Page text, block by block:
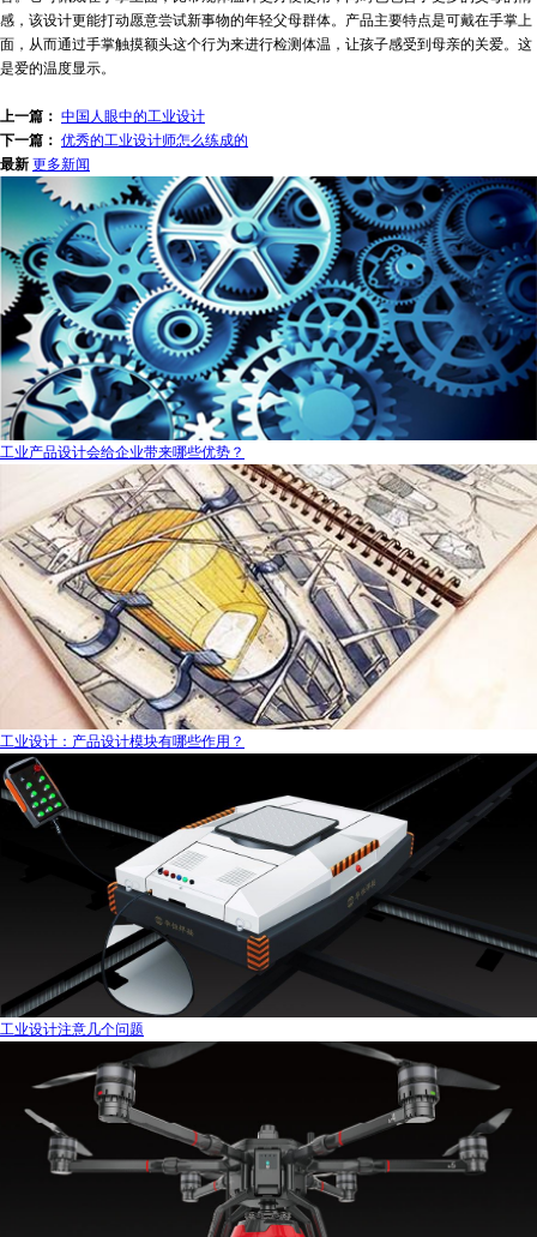
感，该设计更能打动愿意尝试新事物的年轻父母群体。产品主要特点是可戴在手掌上
面，从而通过手掌触摸额头这个行为来进行检测体温，让孩子感受到母亲的关爱。这
是爱的温度显示。
上一篇： 中国人眼中的工业设计
下一篇： 优秀的工业设计师怎么练成的
最新更多新闻
工业产品设计会给企业带来哪些优势？
工业设计：产品设计模块有哪些作用？
工业设计注意几个问题